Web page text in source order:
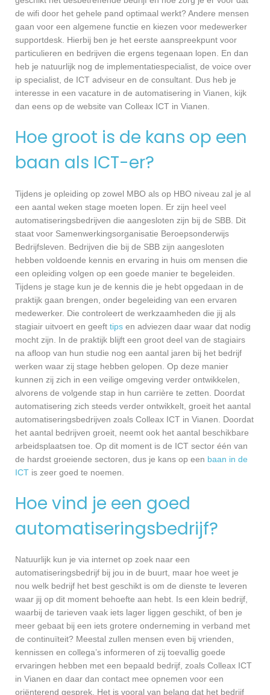
de wifi door het gehele pand optimaal werkt? Andere mensen
gaan voor een algemene functie en kiezen voor medewerker
supportdesk. Hierbij ben je het eerste aanspreekpunt voor
particulieren en bedrijven die ergens tegenaan lopen. En dan
heb je natuurlijk nog de implementatiespecialist, de voice over
ip specialist, de ICT adviseur en de consultant. Dus heb je
interesse in een vacature in de automatisering in Vianen, kijk
dan eens op de website van Colleax ICT in Vianen.
Hoe groot is de kans op een
baan als ICT-er?
Tijdens je opleiding op zowel MBO als op HBO niveau zal je al
een aantal weken stage moeten lopen. Er zijn heel veel
automatiseringsbedrijven die aangesloten zijn bij de SBB. Dit
staat voor Samenwerkingsorganisatie Beroepsonderwijs
Bedrijfsleven. Bedrijven die bij de SBB zijn aangesloten
hebben voldoende kennis en ervaring in huis om mensen die
een opleiding volgen op een goede manier te begeleiden.
Tijdens je stage kun je de kennis die je hebt opgedaan in de
praktijk gaan brengen, onder begeleiding van een ervaren
medewerker. Die controleert de werkzaamheden die jij als
stagiair uitvoert en geeft tips en adviezen daar waar dat nodig
mocht zijn. In de praktijk blijft een groot deel van de stagiairs
na afloop van hun studie nog een aantal jaren bij het bedrijf
werken waar zij stage hebben gelopen. Op deze manier
kunnen zij zich in een veilige omgeving verder ontwikkelen,
alvorens de volgende stap in hun carrière te zetten. Doordat
automatisering zich steeds verder ontwikkelt, groeit het aantal
automatiseringsbedrijven zoals Colleax ICT in Vianen. Doordat
het aantal bedrijven groeit, neemt ook het aantal beschikbare
arbeidsplaatsen toe. Op dit moment is de ICT sector één van
de hardst groeiende sectoren, dus je kans op een baan in de
ICT is zeer goed te noemen.
Hoe vind je een goed
automatiseringsbedrijf?
Natuurlijk kun je via internet op zoek naar een
automatiseringsbedrijf bij jou in de buurt, maar hoe weet je
nou welk bedrijf het best geschikt is om de dienste te leveren
waar jij op dit moment behoefte aan hebt. Is een klein bedrijf,
waarbij de tarieven vaak iets lager liggen geschikt, of ben je
meer gebaat bij een iets grotere onderneming in verband met
de continuïteit? Meestal zullen mensen even bij vrienden,
kennissen en collega’s informeren of zij toevallig goede
ervaringen hebben met een bepaald bedrijf, zoals Colleax ICT
in Vianen en daar dan contact mee opnemen voor een
oriënterend gesprek. Het is vooral van belang dat het bedrijf